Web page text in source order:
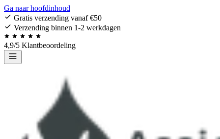
Ga naar hoofdinhoud
Gratis verzending vanaf €50
Verzending binnen 1-2 werkdagen
4,9/5 Klantbeoordeling